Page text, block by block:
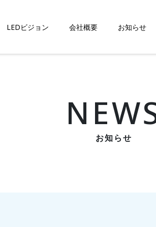
LEDビジョン 会社概要 お知らせ
お知らせ